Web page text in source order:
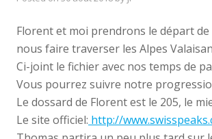
Florent et moi prendrons le départ de
nous faire traverser les Alpes
Ci-joint le fichier avec nos temps de
Vous pourrez suivre notre
Le dossard de Florent est le 205, le
Le site officiel: http://www.